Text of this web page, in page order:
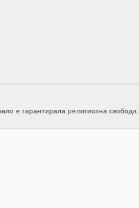
е гарантирала религиозна свобода.